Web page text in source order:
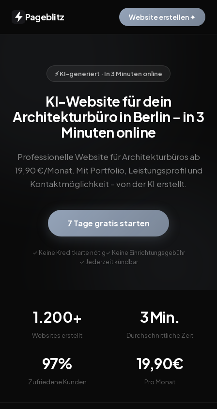
Pageblitz Website erstellen ✦
⚡ KI-generiert · In 3 Minuten online
KI-Website für dein
Architekturbüro in Berlin – in 3
Minuten online
Professionelle Website für Architekturbüros ab
19,90 €/Monat. Mit Portfolio, Leistungsprofil und
Kontaktmöglichkeit – von der KI erstellt.
7 Tage gratis starten
✓ Keine Kreditkarte nötig✓ Keine Einrichtungsgebühr
✓ Jederzeit kündbar
1.200+
Websites erstellt
3 Min.
Durchschnittliche Zeit
97%
Zufriedene Kunden
19,90€
Pro Monat